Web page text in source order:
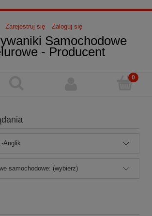
Zarejestruj się Zaloguj się
Samochodowe
- Producent
Anglik
samochodowe: (wybierz)